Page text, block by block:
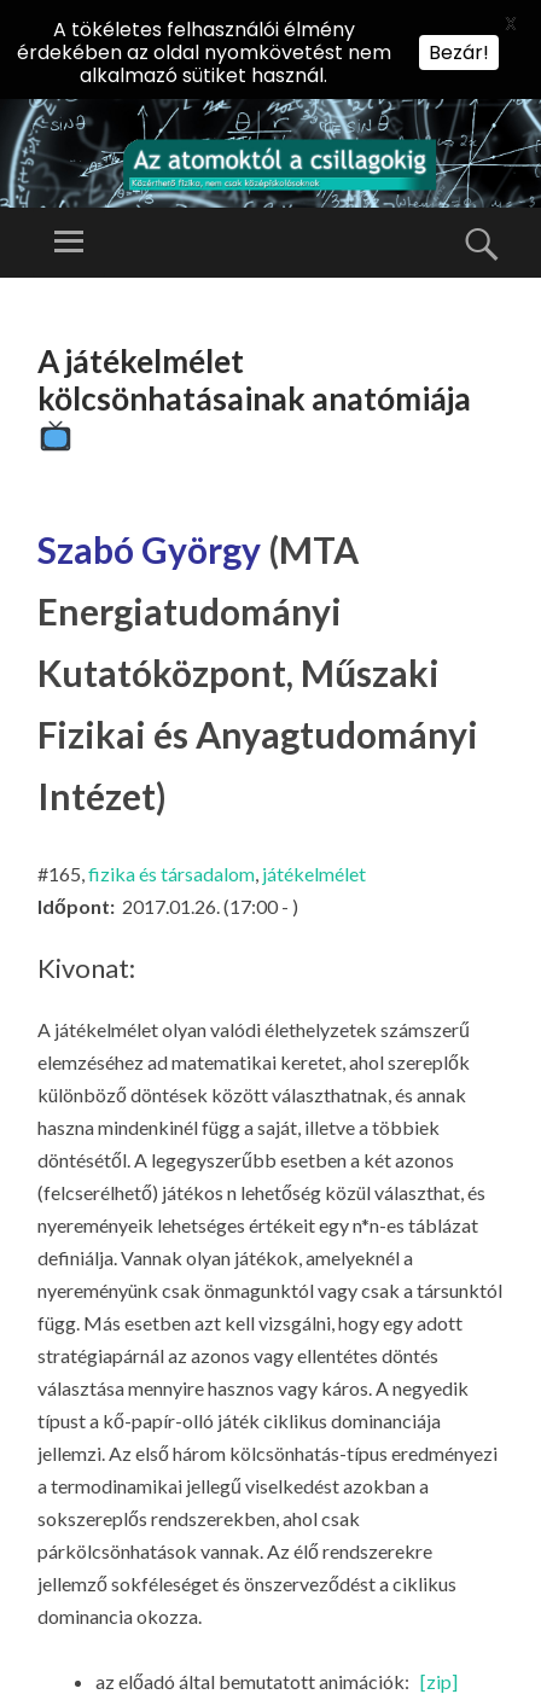
AZ
Ó
IL
LA
G
O
KI
Előadássorozat
Kar Fizikai
Menü
TARTALOMHOZ
A játékelmélet
kölcsönhatásainak anatómiája
Szabó György (MTA
Energiatudományi
Kutatóközpont, Műszaki
Fizikai és Anyagtudományi
Intézet)
#165,fizika és társadalom, játékelmélet
Időpont: 2017.01.26. (17:00 - )
Kivonat:
A játékelmélet olyan valódi élethelyzetek számszerű
elemzéséhez ad matematikai keretet, ahol szereplők
különböző döntések között választhatnak, és annak
haszna mindenkinél függ a saját, illetve a többiek
döntésétől. A legegyszerűbb esetben a két azonos
(felcserélhető) játékos n lehetőség közül választhat, és
nyereményeik lehetséges értékeit egy n*n-es táblázat
definiálja. Vannak olyan játékok, amelyeknél a
nyereményünk csak önmagunktól vagy csak a társunktól
függ. Más esetben azt kell vizsgálni, hogy egy adott
stratégiapárnál az azonos vagy ellentétes döntés
választása mennyire hasznos vagy káros. A negyedik
típust a kő-papír-olló játék ciklikus dominanciája
jellemzi. Az első három kölcsönhatás-típus eredményezi
a termodinamikai jellegű viselkedést azokban a
sokszereplős rendszerekben, ahol csak
párkölcsönhatások vannak. Az élő rendszerekre
jellemző sokféleséget és önszerveződést a ciklikus
dominancia okozza.
az előadó által bemutatott animációk:[zip]
A tökéletes felhasználói élmény
érdekében az oldal nyomkövetést nem
alkalmazó sütiket használ.
Bezár!
X